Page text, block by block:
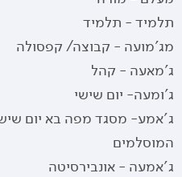
תלמיד - תלמיד
מג'מועה - קבוצה/ קפסולה
ג'מאעה - קהל
ג'ומעה- יום שישי
ג'אמע- מסגד מפה בא יום
המוסלמים
ג'אמעה - אונבירסיטה